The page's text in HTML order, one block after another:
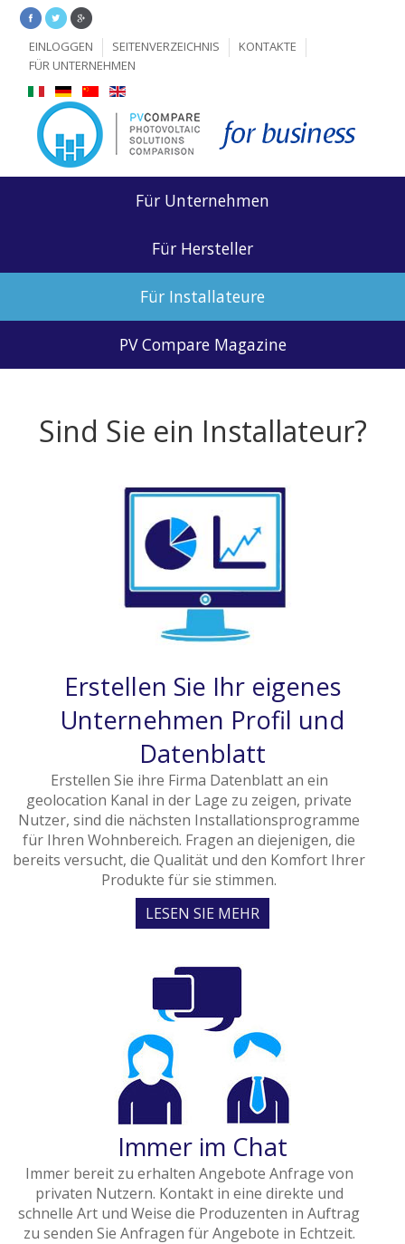
EINLOGGEN SEITENVERZEICHNIS
KONTAKTE
FÜR UNTERNEHMEN
Für Unternehmen
Für Hersteller
Für Installateure
PV Compare Magazine
Sind Sie ein Installateur?
Erstellen Sie Ihr eigenes
Unternehmen Profil und
Datenblatt
Erstellen Sie ihre Firma Datenblatt an ein
geolocation Kanal in der Lage zu zeigen, private
Nutzer, sind die nächsten Installationsprogramme
für Ihren Wohnbereich. Fragen an diejenigen, die
bereits versucht, die Qualität und den Komfort Ihrer
Produkte für sie stimmen.
LESEN SIE MEHR
Immer im Chat
Immer bereit zu erhalten Angebote Anfrage von
privaten Nutzern. Kontakt in eine direkte und
schnelle Art und Weise die Produzenten in Auftrag
zu senden Sie Anfragen für Angebote in Echtzeit.